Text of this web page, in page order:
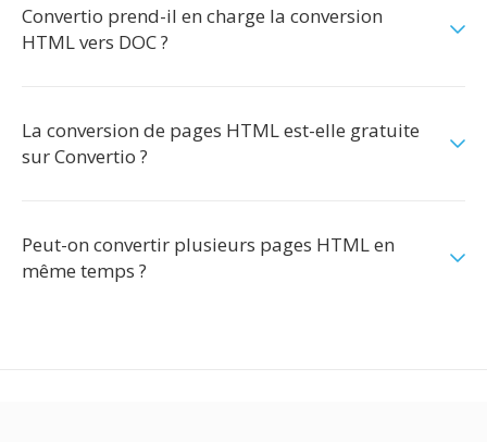
Convertio prend-il en charge la conversion
HTML vers DOC ?
La conversion de pages HTML est-elle gratuite
sur Convertio ?
Peut-on convertir plusieurs pages HTML en
même temps ?